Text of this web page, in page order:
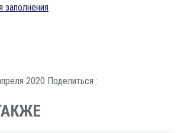
заполнения
2020 Поделиться :